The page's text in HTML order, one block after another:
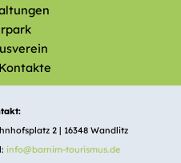
2 | 16348 Wandlitz
info@barnim-tourismus.de